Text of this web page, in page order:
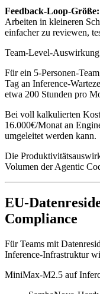
Feedback-Loop-Größe:
Arbeiten in kleineren
einfacher zu reviewen,
Team-Level-
Für ein 5-Personen-
Tag an Inference-
etwa 200 Stunden pro
Bei voll kalkulierten
16.000€/Monat an
umgeleitet werden kann.
Die
Volumen der Agentic
EU-
Compliance
Für Teams mit
Inference-Infrastruktur
MiniMax-M2.5 auf